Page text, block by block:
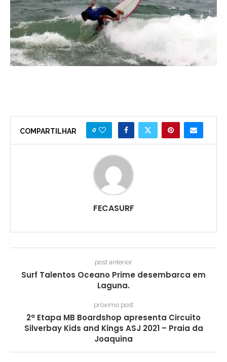
COMPARTILHAR 0
FECASURF
post anterior
Surf Talentos Oceano Prime desembarca em
Laguna.
próximo post
2ª Etapa MB Boardshop apresenta Circuito
Silverbay Kids and Kings ASJ 2021 – Praia da
Joaquina